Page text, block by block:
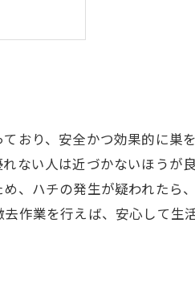
おり、安全かつ効果的に巣
ない人は近づかないほうが
、ハチの発生が疑われたら
作業を行えば、安心して生